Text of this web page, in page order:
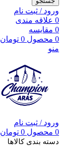
ورود / ثبت نام
0 علاقه مندی
0 مقایسه
0 محصول 0 تومان
منو
ورود / ثبت نام
0 محصول 0 تومان
دسته بندی کالاها